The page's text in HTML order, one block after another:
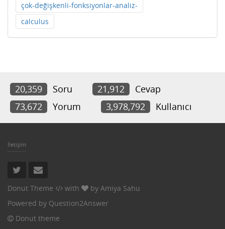
çok-değişkenli-fonksiyonlar-analiz-
calculus
20,359 Soru 21,912
Cevap
73,672
Yorum 3,978,792 Kullanıcı
İletişim
Donut Theme with by Amiya Sahu
Powered by Question2Answer
Donut theme